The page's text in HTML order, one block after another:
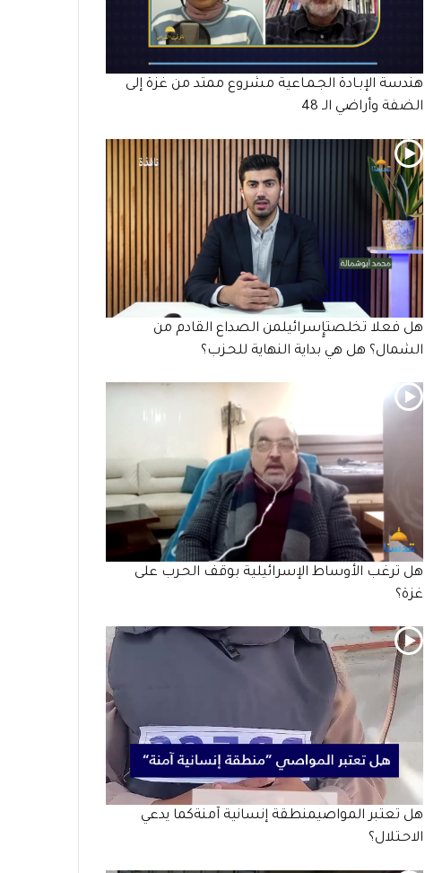
هندسة الإبـادة الجـمـاعية مشروع ممتد من غزة إلى
الضفة وأراضي الـ 48
هل فعلا تخلصتإٍسرائيلمن الصداع القادم من
الشمال؟ هل هي بداية النهاية للحـزب؟
هل ترغب الأوساط الإسرائيلية بوقف الحـرب على
غزة؟
هل تعتبر المواصيمنطقة إنسانية آمنةكما يدعي
الاحـتلال؟